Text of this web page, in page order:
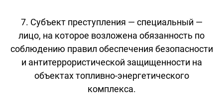
7. Субъект преступления — специальный —
лицо, на которое возложена обязанность по
соблюдению правил обеспечения безопасности
и антитеррористической защищенности на
объектах топливно-энергетического
комплекса.